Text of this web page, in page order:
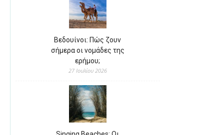
Βεδουίνοι: Πώς ζουν
σήμερα οι νομάδες της
ερήμου;
27 Ιουλίου 2026